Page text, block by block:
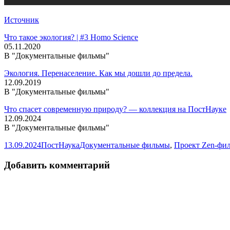
Источник
Что такое экология? | #3 Homo Science
05.11.2020
В "Документальные фильмы"
Экология. Перенаселение. Как мы дошли до предела.
12.09.2019
В "Документальные фильмы"
Что спасет современную природу? — коллекция на ПостНауке
12.09.2024
В "Документальные фильмы"
Опубликовано
13.09.2024Автор
ПостНаукаРубрики
Документальные фильмы, Проект Zen-
Добавить комментарий